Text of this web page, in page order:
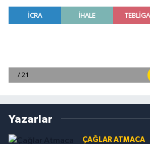
Yazarlar
ÇAĞLAR ATMACA